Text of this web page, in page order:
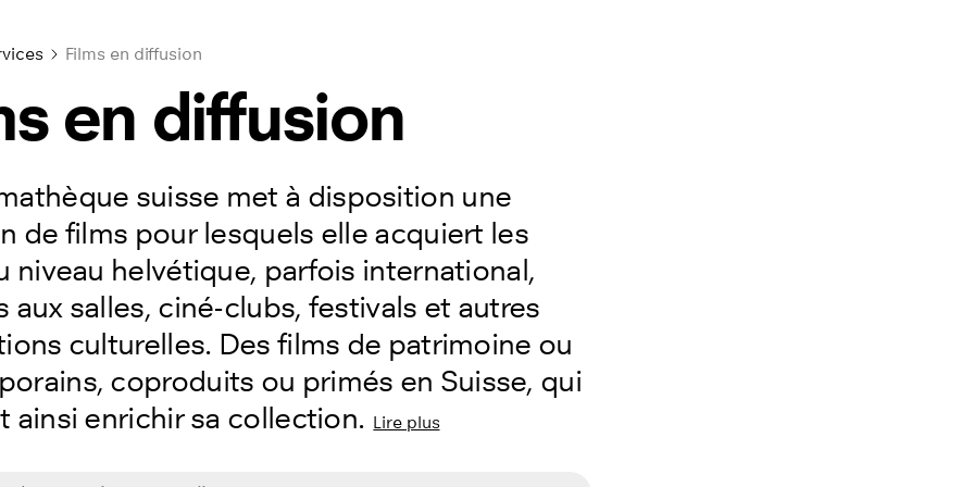
Films en diffusion
en diffusion
suisse met à disposition une
de films pour lesquels elle acquiert les
niveau helvétique, parfois international,
aux salles, ciné-clubs, festivals et autres
culturelles. Des films de patrimoine ou
coproduits ou primés en Suisse, qui
ainsi enrichir sa collection. Lire plus